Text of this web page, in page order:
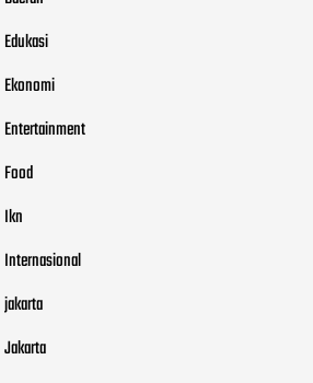
Edukasi
Ekonomi
Entertainment
Food
Ikn
Internasional
jakarta
Jakarta